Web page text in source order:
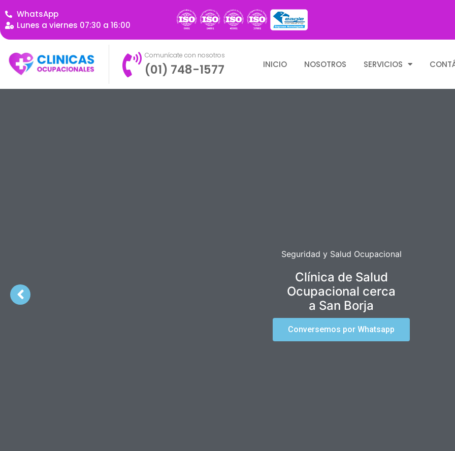
WhatsApp
Lunes a viernes 07:30 a 16:00
Comunícate con nosotros
(01) 748-1577 INICIO NOSOTROS SERVICIOS
Seguridad y Salud Ocupacional
Clínica de Salud
Ocupacional cerca
a San Borja
Conversemos por Whatsapp